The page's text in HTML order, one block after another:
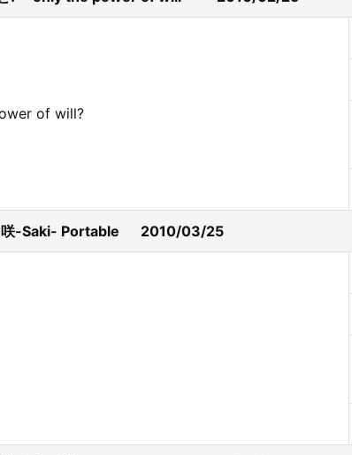
咲-Saki- Portable 2010/03/25